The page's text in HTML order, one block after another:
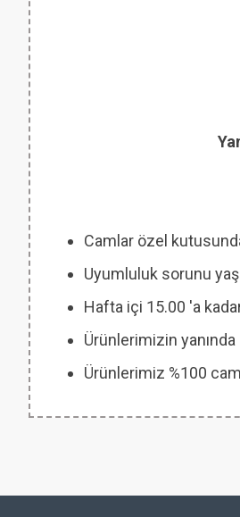
Camlar özel
Uyumluluk sorunu
Hafta içi 15.00 'a
Ürünlerimizin
Ürünlerimiz %100